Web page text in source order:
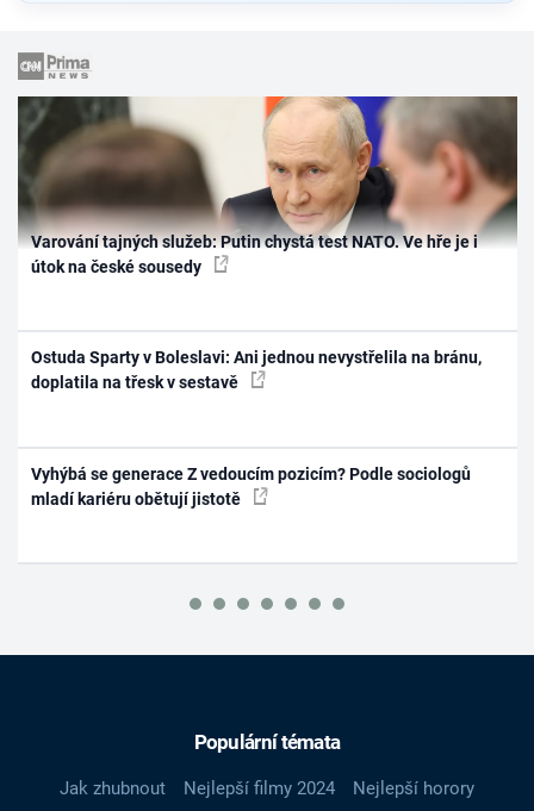
Varování tajných služeb: Putin chystá test NATO. Ve hře je i
útok na české sousedy
Ostuda Sparty v Boleslavi: Ani jednou nevystřelila na bránu,
doplatila na třesk v sestavě
Vyhýbá se generace Z vedoucím pozicím? Podle sociologů
mladí kariéru obětují jistotě
Populární témata
Jak zhubnout Nejlepší filmy 2024
Nejlepší horory